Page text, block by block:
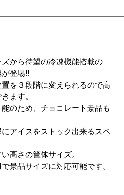
ズから待望の冷凍機能搭載の
が登場!!
置を３段階に変えられるので高
ます。
のため、チョコレート景品も
にアイスをストック出来るスペ
高さの筐体サイズ。
景品サイズに対応可能です。